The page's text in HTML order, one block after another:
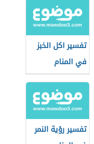
تفسير اكل الخبز
في المنام
تفسير رؤية النمر